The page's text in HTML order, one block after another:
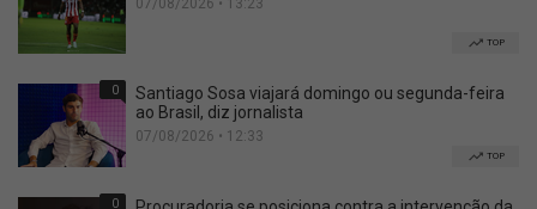
TOP
0
Santiago Sosa viajará domingo ou segunda-feira
ao Brasil, diz jornalista
07/08/2026 • 12:33
TOP
0